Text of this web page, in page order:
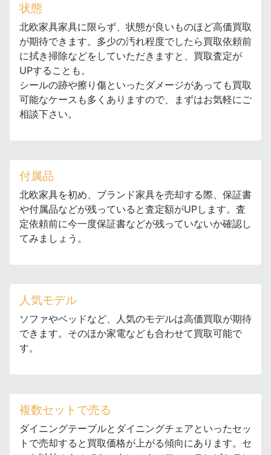
状態
北欧家具家具に限らず、状態が良いものほど高価買取
が期待できます。多少の汚れ程度でしたら買取依頼前
に拭き掃除などをしていただきますと、買取査定が
UPすることも。
シールの跡や擦り傷といったダメージがあっても買取
可能なケースも多くありますので、まずはお気軽にご
相談下さい。
付属品
北欧家具を初め、ブランド家具を売却する際、保証書
や付属品などが残っていると査定額がUPします。査
定依頼前に今一度保証書などが残っていないか確認し
てみましょう。
人気モデル
ソファやベッドなど、人気のモデルは高価買取が期待
できます。そのほか家電なども合わせて買取可能で
す。
複数セットで売る
ダイニングテーブルとダイニングチェアといったセッ
トで売却すると買取価格が上がる傾向にあります。セ